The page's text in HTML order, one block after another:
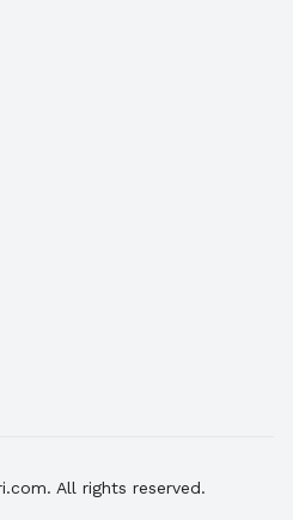
All rights reserved.